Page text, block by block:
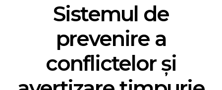
Sistemul de
prevenire a
conflictelor şi